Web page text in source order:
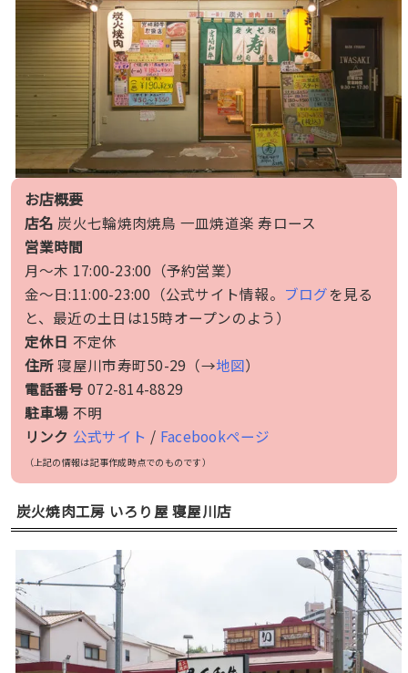
お店概要
店名 炭火七輪焼肉焼鳥 一皿焼道楽 寿ロース
営業時間
月〜木 17:00-23:00（予約営業）
金〜日:11:00-23:00（公式サイト情報。 ブログを見る
と、最近の土日は15時オープンのよう）
定休日 不定休
住所寝屋川市寿町50-29（→地図）
電話番号 072-814-8829
駐車場 不明
リンク 公式サイト / Facebookページ
（上記の情報は記事作成時点でのものです）
炭火焼肉工房 いろり屋 寝屋川店